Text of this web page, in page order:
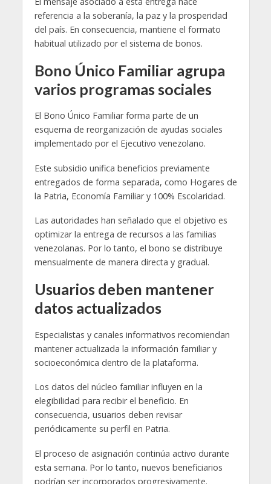
referencia a la soberanía, la paz y la prosperidad
del país. En consecuencia, mantiene el formato
habitual utilizado por el sistema de bonos.
Bono Único Familiar agrupa
varios programas sociales
El Bono Único Familiar forma parte de un
esquema de reorganización de ayudas sociales
implementado por el Ejecutivo venezolano.
Este subsidio unifica beneficios previamente
entregados de forma separada, como Hogares de
la Patria, Economía Familiar y 100% Escolaridad.
Las autoridades han señalado que el objetivo es
optimizar la entrega de recursos a las familias
venezolanas. Por lo tanto, el bono se distribuye
mensualmente de manera directa y gradual.
Usuarios deben mantener
datos actualizados
Especialistas y canales informativos recomiendan
mantener actualizada la información familiar y
socioeconómica dentro de la plataforma.
Los datos del núcleo familiar influyen en la
elegibilidad para recibir el beneficio. En
consecuencia, usuarios deben revisar
periódicamente su perfil en Patria.
El proceso de asignación continúa activo durante
esta semana. Por lo tanto, nuevos beneficiarios
podrían ser incorporados progresivamente.